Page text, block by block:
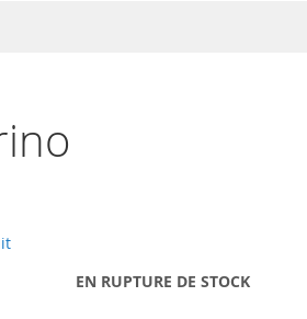
EN RUPTURE DE STOCK